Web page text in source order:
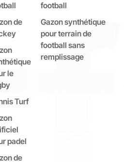
de
le
Turf
padel
de
football
Gazon synthétique
pour terrain de
football sans
remplissage